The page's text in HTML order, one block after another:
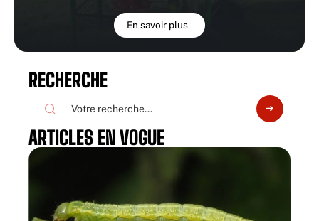
En savoir plus
RECHERCHE
ARTICLES EN VOGUE